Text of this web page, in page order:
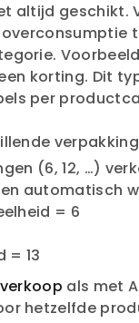
altijd
korting. Dit
per
(6, 12, …)
automatisch
= 6
= 13
als met
hetzelfde